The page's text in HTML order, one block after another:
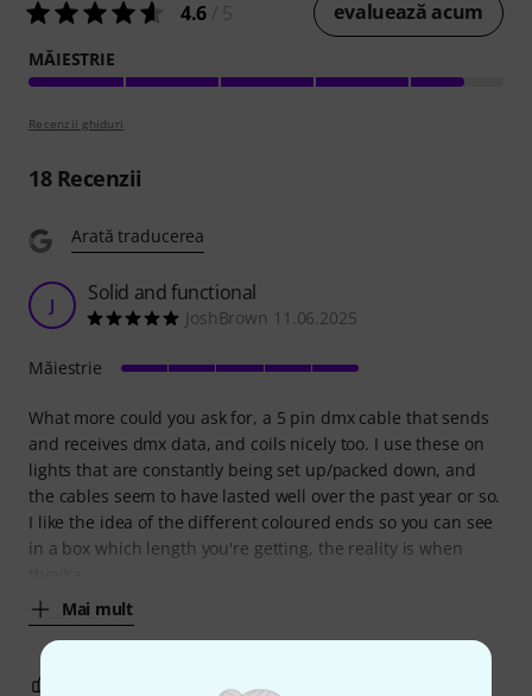
4.6 evaluează acum
MĂIESTRIE
Recenzii ghiduri
18Recenzii
Arată traducerea
J Solid and functional
JoshBrown 11.06.2025
What more could you ask for, a 5 pin dmx cable that sends
and receives dmx data, and coils nicely too. I use these on
lights that are constantly being set up/packed down, and
the cables seem to have lasted well over the past year or so.
I like the idea of the different coloured ends so you can see
in a box which length you're getting, the reality is when
Mai mult
Măiestrie